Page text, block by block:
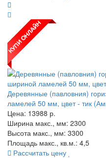
Деревянные (павловния)
ламелей 50 мм, цвет - тик
Цена: 13988 р.
Ширина макс., мм: 2300
Высота макс., мм: 3300
Площадь макс., кв.м.: 4,5
Рассчитать цену